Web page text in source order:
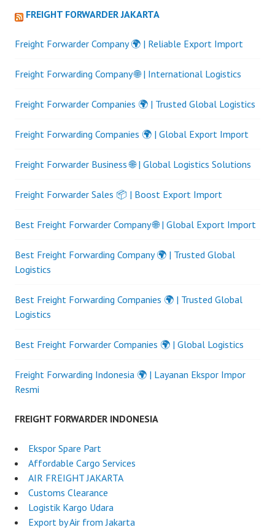
FREIGHT FORWARDER JAKARTA
Freight Forwarder Company 🌍 | Reliable Export Import
Freight Forwarding Company 🌐 | International Logistics
Freight Forwarder Companies 🌍 | Trusted Global Logistics
Freight Forwarding Companies 🌍 | Global Export Import
Freight Forwarder Business 🌐 | Global Logistics Solutions
Freight Forwarder Sales 📦 | Boost Export Import
Best Freight Forwarder Company 🌐 | Global Export Import
Best Freight Forwarding Company 🌍 | Trusted Global
Logistics
Best Freight Forwarding Companies 🌍 | Trusted Global
Logistics
Best Freight Forwarder Companies 🌍 | Global Logistics
Freight Forwarding Indonesia 🌍 | Layanan Ekspor Impor
Resmi
FREIGHT FORWARDER INDONESIA
Ekspor Spare Part
Affordable Cargo Services
AIR FREIGHT JAKARTA
Customs Clearance
Logistik Kargo Udara
Export by Air from Jakarta